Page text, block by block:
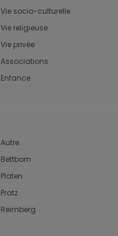
Vie socio-culturelle
Vie religieuse
Vie privée
Associations
Enfance
Autre
Bettborn
Platen
Pratz
Reimberg